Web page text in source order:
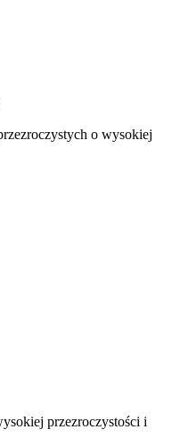
o wysokiej
przezroczystości i